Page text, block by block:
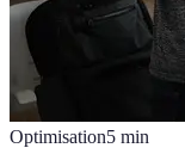
Optimisation5 min